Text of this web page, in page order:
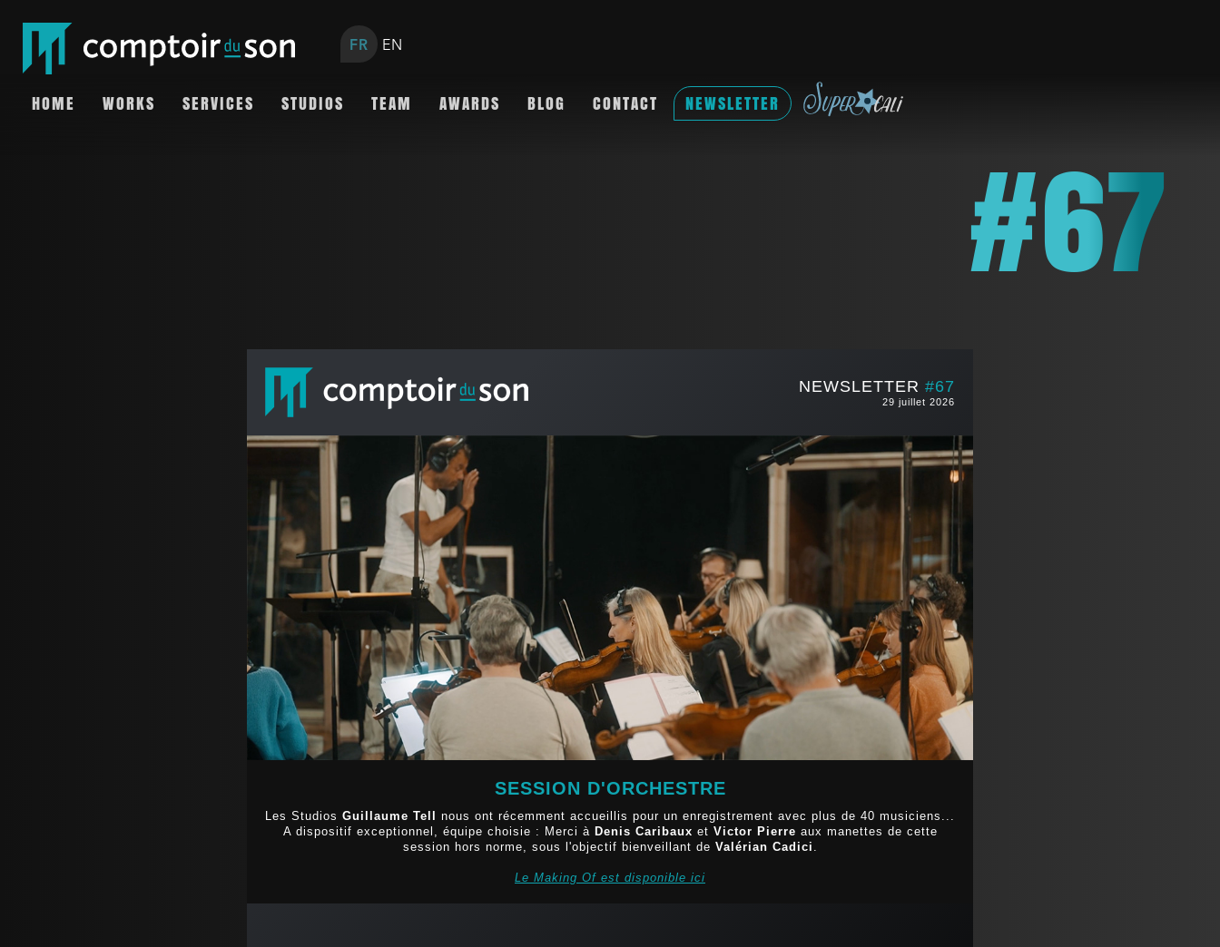
FR EN
HOME WORKS SERVICES STUDIOS TEAM AWARDS BLOG CONTACT NEWSLETTER
#67
NEWSLETTER #67
29 juillet 2026
SESSION D'ORCHESTRE
Les Studios Guillaume Tell nous ont récemment accueillis pour un enregistrement avec plus de 40 musiciens...
A dispositif exceptionnel, équipe choisie : Merci à Denis Caribaux et Victor Pierre aux manettes de cette
session hors norme, sous l'objectif bienveillant de Valérian Cadici
Le Making Of est disponible ici